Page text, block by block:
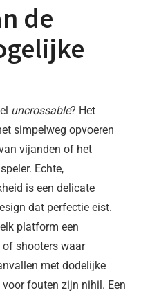
de
uncrossable? Het
simpelweg opvoeren
vijanden of het
Echte,
is een delicate
dat perfectie eist.
platform een
of shooters waar
met dodelijke
fouten zijn nihil. Een